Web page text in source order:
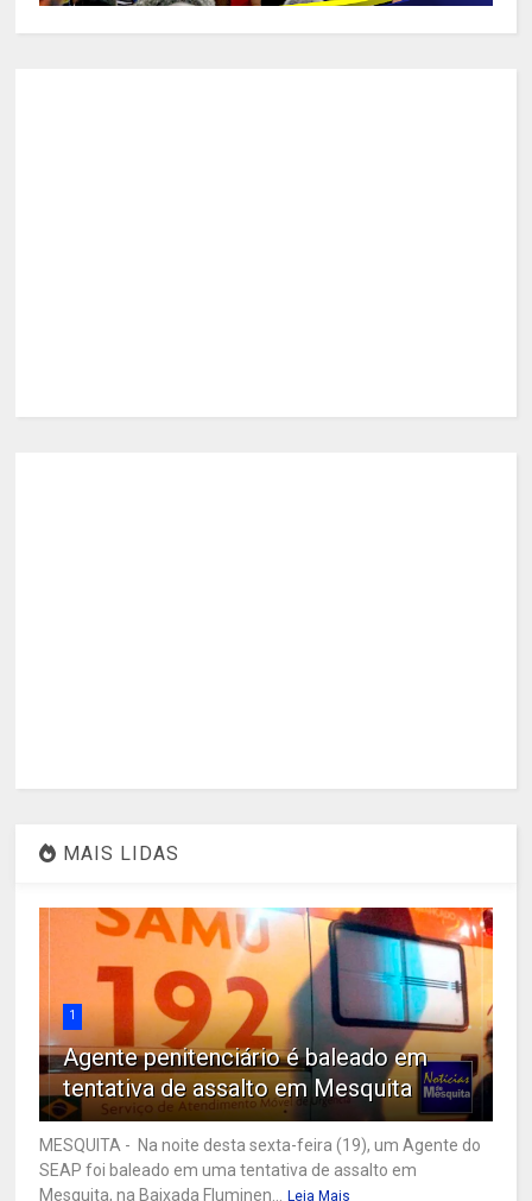
MAIS LIDAS
1
Agente penitenciário é baleado em
tentativa de assalto em Mesquita
MESQUITA - Na noite desta sexta-feira (19), um Agente do
SEAP foi baleado em uma tentativa de assalto em
Mesquita, na Baixada Fluminen... Leia Mais